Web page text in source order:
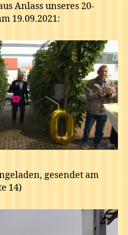
Anlass unseres 20-
19.09.2021:
gesendet am
14)